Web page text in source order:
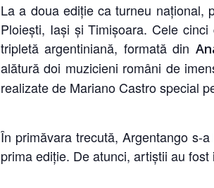
La a doua ediţie ca turneu naţional,
Ploieşti, Iaşi şi Timişoara. Cele
tripletă argentiniană, formată din
alătură doi muzicieni români de
realizate de Mariano Castro special
În primăvara trecută, Argentango s-
prima ediţie. De atunci, artiştii au